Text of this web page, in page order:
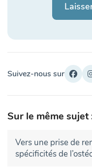
Suivez-nous sur
Sur le même sujet
Vers une prise de
spécificités de